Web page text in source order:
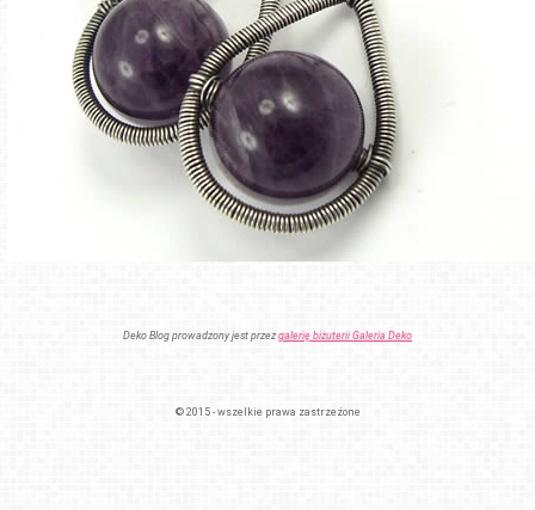
Deko Blog prowadzony jest przezgalerię biżuterii Galeria Deko
© 2015 - wszelkie prawa zastrzeżone